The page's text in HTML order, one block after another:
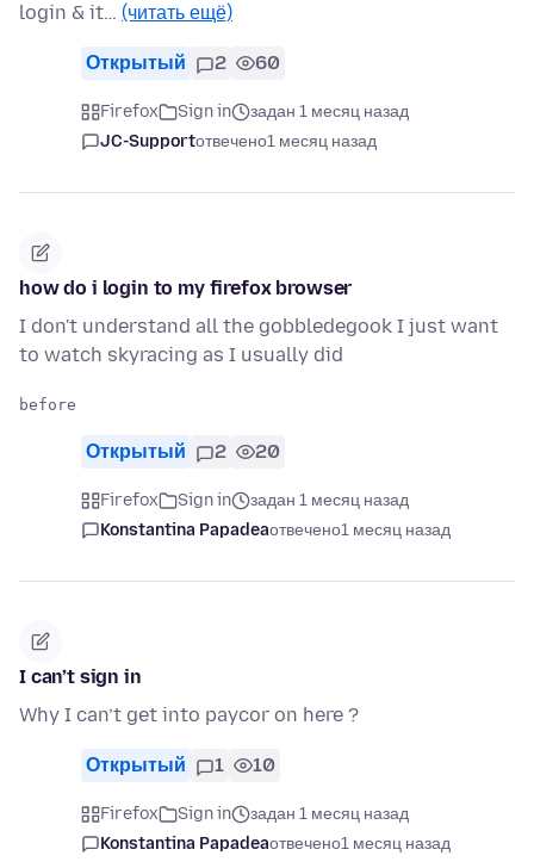
login & it… (читать ещё)
Открытый 2 60
Firefox Sign in
задан 1 месяц назад
JC-Supportотвечено1 месяц назад
how do i login to my firefox browser
I don't understand all the gobbledegook I just want
to watch skyracing as I usually did
Открытый 2 20
Firefox Sign in
задан 1 месяц назад
Konstantina Papadeaотвечено1 месяц назад
I can’t sign in
Why I can’t get into paycor on here ?
Открытый 1 10
Firefox Sign in
задан 1 месяц назад
Konstantina Papadeaотвечено1 месяц назад